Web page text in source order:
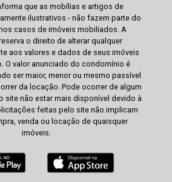
que as mobílias e artigos de
ilustrativos - não fazem parte do
casos de imóveis mobiliados. A
o direito de alterar qualquer
aos valores e dados de seus imóveis
O valor anunciado do condomínio é
ser maior, menor ou mesmo passível
da locação. Pode ocorrer de algum
site não estar mais disponível devido à
feitas pelo site não implicam
venda ou locação de quaisquer
imóveis.